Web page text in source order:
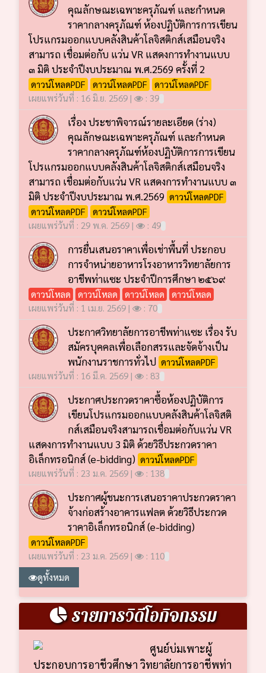
คุณลักษณะเฉพาะครุภัณฑ์ และกำหนด
ราคากลางครุภัณฑ์ ห้องปฏิบัติการการเขียน
โปรแกรมออกแบบคลังสินค้าโลจิสติกส์เสมือนจริง
สามารถ เชื่อมต่อกับ แว่น VR แสดงการทำงานแบบ
๓ มิติ ประจำปีงบประมาณ พ.ศ.2569 ครั้งที่ 2
ดาวน์โหลดPDF ดาวน์โหลดPDF
ดาวน์โหลดPDF
เผยแพร่วันที่ : 16 มิ.ย. 2569 |
: 39
เรื่อง ประชาพิจารณ์รายละเอียด (ร่าง)
คุณลักษณะเฉพาะครุภัณฑ์ และกำหนด
ราคากลางครุภัณฑ์ห้องปฏิบัติการการเขียน
โปรแกรมออกแบบคลังสินค้าโลจิสติกส์เสมือนจริง
สามารถ เชื่อมต่อกับแว่น VR แสดงการทำงานแบบ ๓
มิติ ประจำปีงบประมาณ พ.ศ.2569 ดาวน์โหลดPDF
ดาวน์โหลดPDF
ดาวน์โหลดPDF
เผยแพร่วันที่ : 29 พ.ค. 2569 |
: 49
การยื่นเสนอราคาเพื่อเช่าพื้นที่ ประกอบ
การจำหน่ายอาหารโรงอาหารวิทยาลัยการ
อาชีพท่าแซะ ประจำปีการศึกษา ๒๕๖๙
ดาวน์โหลด ดาวน์โหลด ดาวน์โหลด
ดาวน์โหลด
เผยแพร่วันที่ : 1 เม.ย. 2569 |
: 70
ประกาศวิทยาลัยการอาชีพท่าแซะ เรื่อง รับ
สมัครบุคคลเพื่อเลือกสรรและจัดจ้างเป็น
พนักงานราชการทั่วไป ดาวน์โหลดPDF
เผยแพร่วันที่ : 16 มี.ค. 2569 |
: 83
ประกาศประกวดราคาซื้อห้องปฏิบัติการ
เขียนโปรแกรมออกแบบคลังสินค้าโลจิสติ
กส์เสมือนจริงสามารถเชื่อมต่อกับแว่น VR
แสดงการทำงานแบบ 3 มิติ ด้วยวิธีประกวดราคา
อิเล็กทรอนิกส์ (e-bidding) ดาวน์โหลดPDF
เผยแพร่วันที่ : 23 ม.ค. 2569 |
: 138
ประกาศผู้ชนะการเสนอราคาประกวดราคา
จ้างก่อสร้างอาคารแฟลต ด้วยวิธีประกวด
ราคาอิเล็กทรอนิกส์ (e-bidding)
ดาวน์โหลดPDF
เผยแพร่วันที่ : 23 ม.ค. 2569 |
: 110
ดูทั้งหมด
รายการวิดีโอกิจกรรม
ศูนย์บ่มเพาะผู้
ประกอบการอาชีวศึกษา วิทยาลัยการอาชีพท่า